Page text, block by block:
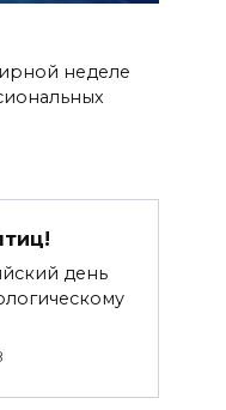
неделе
день